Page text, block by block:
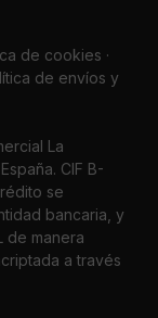
de cookies ·
de envíos y
La
CIF B-
se
bancaria, y
de manera
a través